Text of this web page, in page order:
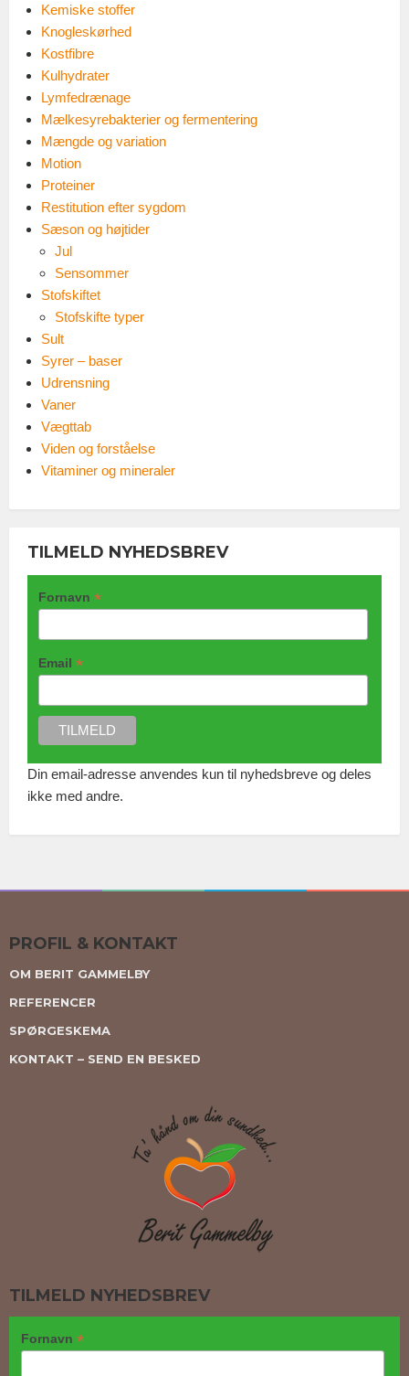
Kemiske stoffer
Knogleskørhed
Kostfibre
Kulhydrater
Lymfedrænage
Mælkesyrebakterier og fermentering
Mængde og variation
Motion
Proteiner
Restitution efter sygdom
Sæson og højtider
Jul
Sensommer
Stofskiftet
Stofskifte typer
Sult
Syrer – baser
Udrensning
Vaner
Vægttab
Viden og forståelse
Vitaminer og mineraler
TILMELD NYHEDSBREV
Fornavn *
Email *
Din email-adresse anvendes kun til nyhedsbreve og deles
ikke med andre.
PROFIL & KONTAKT
OM BERIT GAMMELBY
REFERENCER
SPØRGESKEMA
KONTAKT – SEND EN BESKED
TILMELD NYHEDSBREV
Fornavn *